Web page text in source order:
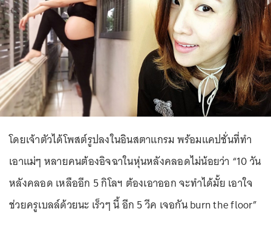
โดยเจ้าตัวได้โพสต์รูปลงในอินสตาแกรม พร้อมแคปชั่นที่ทำ
เอาแม่ๆ หลายคนต้องอิจฉาในหุ่นหลังคลอดไม่น้อยว่า “10 วัน
หลังคลอด เหลืออีก 5 กิโลฯ ต้องเอาออก จะทำได้มั้ย เอาใจ
ช่วยครูเบลล์ด้วยนะ เร็วๆ นี้ อีก 5 วีค เจอกัน burn the floor”